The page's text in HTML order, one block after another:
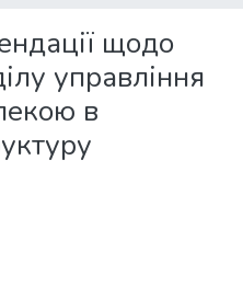
щодо
управління
в